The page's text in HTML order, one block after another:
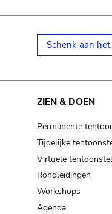
Schenk aan
ZIEN & DOEN
Permanente
Tijdelijke
Virtuele
Rondleidingen
Workshops
Agenda